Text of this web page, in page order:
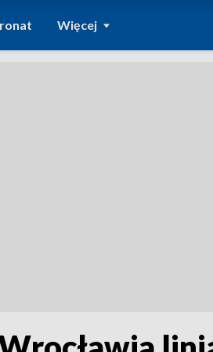
Więcej